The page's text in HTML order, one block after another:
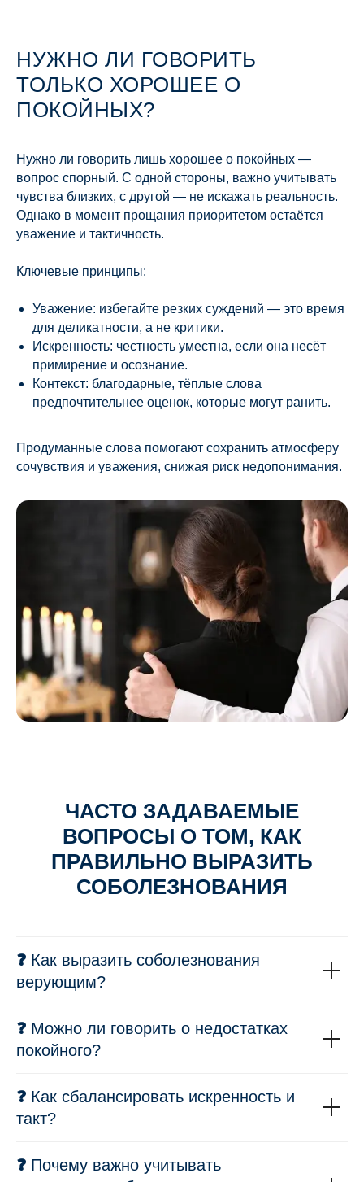
НУЖНО ЛИ ГОВОРИТЬ
ТОЛЬКО ХОРОШЕЕ О
ПОКОЙНЫХ?
Нужно ли говорить лишь хорошее о покойных —
вопрос спорный. С одной стороны, важно учитывать
чувства близких, с другой — не искажать реальность.
Однако в момент прощания приоритетом остаётся
уважение и тактичность.
Ключевые принципы:
Уважение: избегайте резких суждений — это время
для деликатности, а не критики.
Искренность: честность уместна, если она несёт
примирение и осознание.
Контекст: благодарные, тёплые слова
предпочтительнее оценок, которые могут ранить.
Продуманные слова помогают сохранить атмосферу
сочувствия и уважения, снижая риск недопонимания.
ЧАСТО ЗАДАВАЕМЫЕ
ВОПРОСЫ О ТОМ, КАК
ПРАВИЛЬНО ВЫРАЗИТЬ
СОБОЛЕЗНОВАНИЯ
❓ Как выразить соболезнования
верующим?
❓ Можно ли говорить о недостатках
покойного?
❓ Как сбалансировать искренность и
такт?
❓ Почему важно учитывать